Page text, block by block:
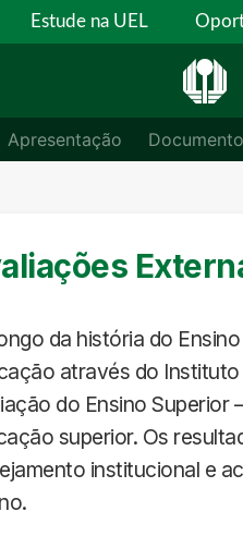
Estude na UEL
Apresentação
da história do
através do
do Ensino Superior
superior. Os
institucional e